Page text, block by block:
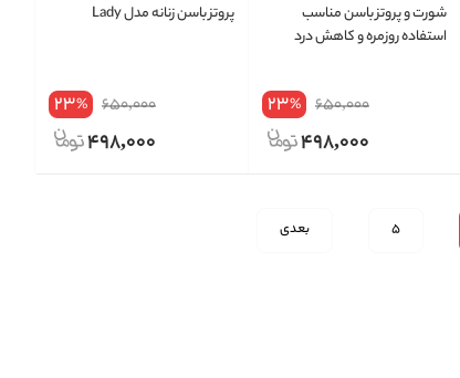
شورت و پروتز باسن مناسب
استفاده روزمره و کاهش درد
650,000
23%
498,000
پروتز باسن زنانه مدل Lady
650,000
23%
498,000
5 بعدی